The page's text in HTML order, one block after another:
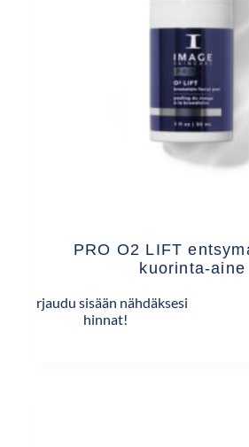
PRO O2 LIFT
kuorinta-aine
Kirjaudu sisään nähdäksesi
hinnat!